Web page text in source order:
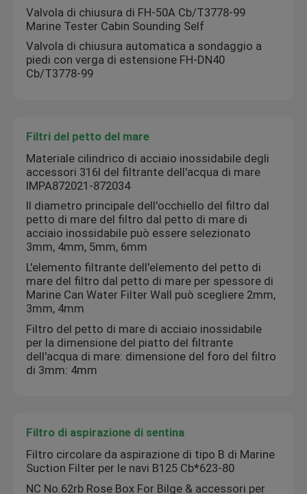
Auto che si chiude suonando cappuccio
Filtro di aspirazione di sentina
Filtro olio singolo marino
Filtro di olio duplex
Elementi marini
Griglia di aspirazione per porta marina
Collegamento alla terraferma internazionale
Valvola Autochiudente Sondeggiante Autochiudente
Valvola di chiusura di FH-50A Cb/T3778-99
Marine Tester Cabin Sounding Self
Valvola di chiusura automatica a sondaggio a
piedi con verga di estensione FH-DN40
Cb/T3778-99
Filtri del petto del mare
Materiale cilindrico di acciaio inossidabile degli
accessori 316l del filtrante dell'acqua di mare
IMPA872021-872034
Il diametro principale dell'occhiello del filtro dal
petto di mare del filtro dal petto di mare di
acciaio inossidabile può essere selezionato
3mm, 4mm, 5mm, 6mm
L'elemento filtrante dell'elemento del petto di
mare del filtro dal petto di mare per spessore di
Marine Can Water Filter Wall può scegliere 2mm,
3mm, 4mm
Filtro del petto di mare di acciaio inossidabile
per la dimensione del piatto del filtrante
dell'acqua di mare: dimensione del foro del filtro
di 3mm: 4mm
Filtro di aspirazione di sentina
Filtro circolare da aspirazione di tipo B di Marine
Suction Filter per le navi B125 Cb*623-80
NC No.62rb Rose Box For Bilge & accessori per